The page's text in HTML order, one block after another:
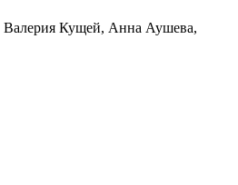
Валерия Кущей, Анна Аушева,